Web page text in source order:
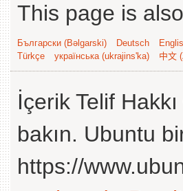
This page is
Български (Bəlgarski) Deutsch
Türkçe
українська (ukrajins'ka) 中文
İçerik Telif
bakın. Ubuntu
https://